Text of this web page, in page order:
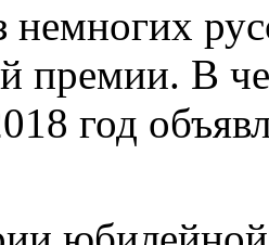
немногих
премии. В
год